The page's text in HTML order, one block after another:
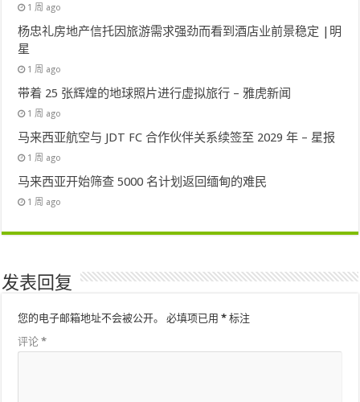
1 周 ago
杨忠礼房地产信托因旅游需求强劲而看到酒店业前景稳定 |明
星
1 周 ago
带着 25 张辉煌的地球照片进行虚拟旅行 – 雅虎新闻
1 周 ago
马来西亚航空与 JDT FC 合作伙伴关系续签至 2029 年 – 星报
1 周 ago
马来西亚开始筛查 5000 名计划返回缅甸的难民
1 周 ago
发表回复
您的电子邮箱地址不会被公开。 必填项已用* 标注
评论*